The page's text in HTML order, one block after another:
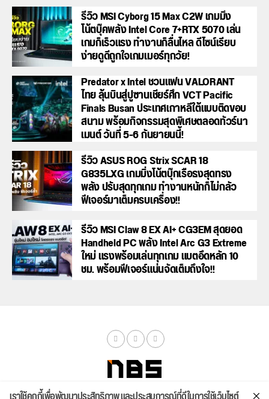
รีวิว MSI Cyborg 15 Max C2W เกมมิ่ง
โน้ตบุ๊คพลัง Intel Core 7+RTX 5070 เล่น
เกมก็เร็วแรง ทำงานก็ลื่นไหล ดีไซน์เรียบ
ง่ายดูดีถูกใจเกมเมอร์ทุกวัย!
Predator x Intel ชวนแฟน VALORANT
ไทย ลุ้นบินสู่ปูซานเชียร์ศึก VCT Pacific
Finals Busan ประเทศเกาหลีใต้แบบติดขอบ
สนาม พร้อมกิจกรรมสุดพิเศษตลอดทัวร์นา
เมนต์ วันที่ 5-6 กันยายนนี้!
รีวิว ASUS ROG Strix SCAR 18
G835LXG เกมมิ่งโน้ตบุ๊กเรือธงสุดทรง
พลัง ปรับสุดทุกเกม ทำงานหนักก็ไม่กลัว
ฟีเจอร์มาเต็มครบเครื่อง!!
รีวิว MSI Claw 8 EX AI+ CG3EM สุดยอด
Handheld PC พลัง Intel Arc G3 Extreme
ใหม่ แรงพร้อมเล่นทุกเกม แบตอึดหลัก 10
ชม. พร้อมฟีเจอร์แน่นจัดเต็มถึงใจ!!